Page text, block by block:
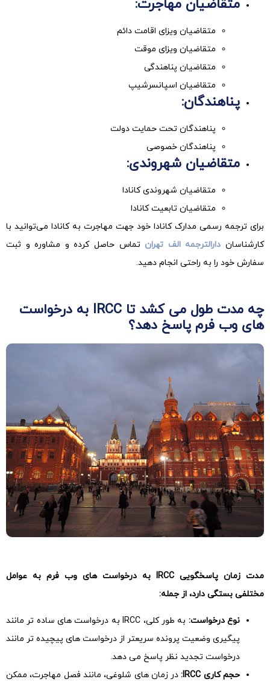
متقاضیان مهاجرت:
متقاضیان ویزای اقامت دائم
متقاضیان ویزای موقت
متقاضیان پناهندگی
متقاضیان اسپانسرشیپ
پناهندگان:
پناهندگان تحت حمایت دولت
پناهندگان خصوصی
متقاضیان شهروندی:
متقاضیان شهروندی کانادا
متقاضیان تابعیت کانادا
برای ترجمه رسمی مدارک کانادا خود جهت مهاجرت به کانادا می‌توانید با
کارشناسان دارالترجمه الف تهران تماس حاصل کرده و مشاوره و ثبت
سفارش خود را به راحتی انجام دهید.
چه مدت طول می کشد تا IRCC به درخواست
های وب فرم پاسخ دهد؟
مدت زمان پاسخگویی IRCC به درخواست های وب فرم به عوامل
مختلفی بستگی دارد، از جمله:
نوع درخواست:
به طور کلی، IRCC به درخواست های ساده تر مانند
پیگیری وضعیت پرونده سریعتر از درخواست های پیچیده تر مانند
درخواست تجدید نظر پاسخ می دهد.
حجم کاری IRCC
:در زمان های شلوغی، مانند فصل مهاجرت، ممکن